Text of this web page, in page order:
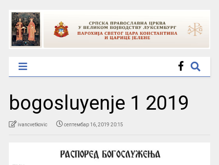
bogosluyenje 1 2019
ivancvetkovic септембар 16, 2019 20:15